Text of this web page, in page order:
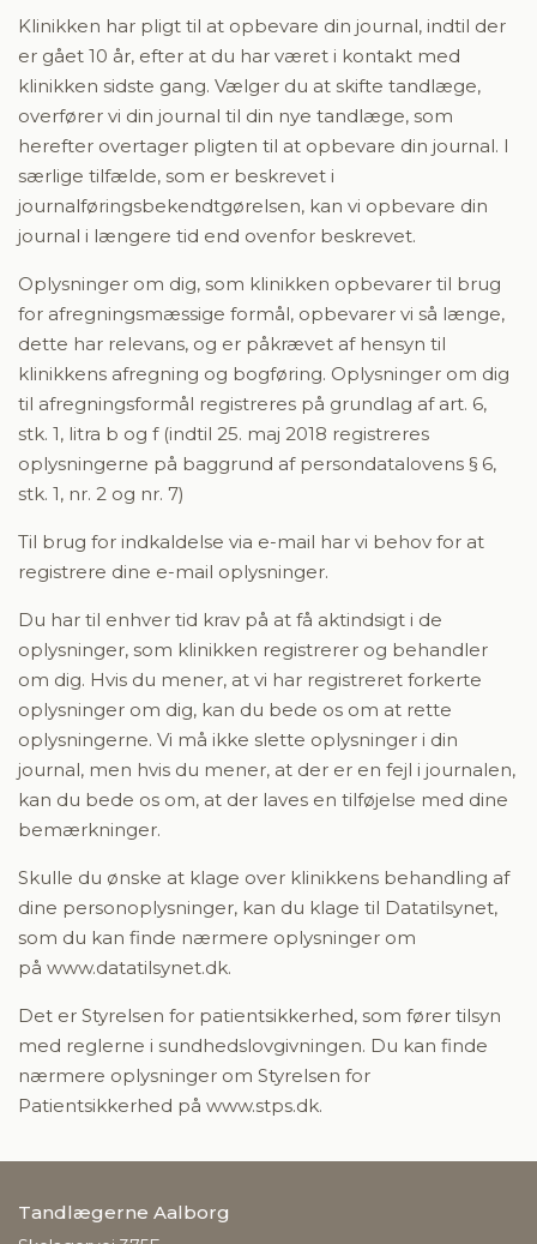
Klinikken har pligt til at opbevare din journal, indtil der
er gået 10 år, efter at du har været i kontakt med
klinikken sidste gang. Vælger du at skifte tandlæge,
overfører vi din journal til din nye tandlæge, som
herefter overtager pligten til at opbevare din journal. I
særlige tilfælde, som er beskrevet i
journalføringsbekendtgørelsen, kan vi opbevare din
journal i længere tid end ovenfor beskrevet.
Oplysninger om dig, som klinikken opbevarer til brug
for afregningsmæssige formål, opbevarer vi så længe,
dette har relevans, og er påkrævet af hensyn til
klinikkens afregning og bogføring. Oplysninger om dig
til afregningsformål registreres på grundlag af art. 6,
stk. 1, litra b og f (indtil 25. maj 2018 registreres
oplysningerne på baggrund af persondatalovens § 6,
stk. 1, nr. 2 og nr. 7)
Til brug for indkaldelse via e-mail har vi behov for at
registrere dine e-mail oplysninger.
Du har til enhver tid krav på at få aktindsigt i de
oplysninger, som klinikken registrerer og behandler
om dig. Hvis du mener, at vi har registreret forkerte
oplysninger om dig, kan du bede os om at rette
oplysningerne. Vi må ikke slette oplysninger i din
journal, men hvis du mener, at der er en fejl i journalen,
kan du bede os om, at der laves en tilføjelse med dine
bemærkninger.
Skulle du ønske at klage over klinikkens behandling af
dine personoplysninger, kan du klage til Datatilsynet,
som du kan finde nærmere oplysninger om
på www.datatilsynet.dk.
Det er Styrelsen for patientsikkerhed, som fører tilsyn
med reglerne i sundhedslovgivningen. Du kan finde
nærmere oplysninger om Styrelsen for
Patientsikkerhed på www.stps.dk.
Tandlægerne Aalborg